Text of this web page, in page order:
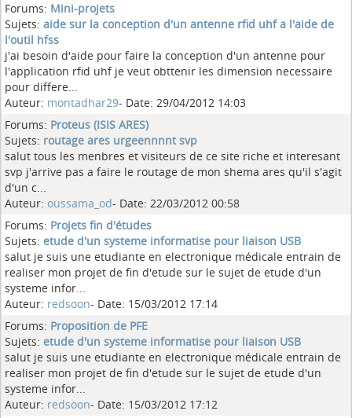
Forums: Mini-projets
Sujets: aide sur la conception d'un antenne rfid uhf a l'aide de
l'outil hfss
j'ai besoin d'aide pour faire la conception d'un antenne pour
l'application rfid uhf je veut obttenir les dimension necessaire
pour differe...
Auteur: montadhar29- Date: 29/04/2012 14:03
Forums: Proteus (ISIS ARES)
Sujets: routage ares urgeennnnt svp
salut tous les menbres et visiteurs de ce site riche et interesant
svp j'arrive pas a faire le routage de mon shema ares qu'il s'agit
d'un c...
Auteur: oussama_od- Date: 22/03/2012 00:58
Forums: Projets fin d'études
Sujets: etude d'un systeme informatise pour liaison USB
salut je suis une etudiante en electronique médicale entrain de
realiser mon projet de fin d'etude sur le sujet de etude d'un
systeme infor...
Auteur: redsoon- Date: 15/03/2012 17:14
Forums: Proposition de PFE
Sujets: etude d'un systeme informatise pour liaison USB
salut je suis une etudiante en electronique médicale entrain de
realiser mon projet de fin d'etude sur le sujet de etude d'un
systeme infor...
Auteur: redsoon- Date: 15/03/2012 17:12